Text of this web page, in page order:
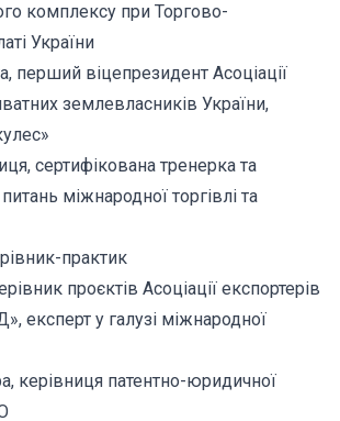
комплексу при Торгово-
України
перший віцепрезидент Асоціації
землевласників України,
сертифікована тренерка та
міжнародної торгівлі та
практик
проєктів Асоціації експортерів
експерт у галузі міжнародної
керівниця патентно-юридичної